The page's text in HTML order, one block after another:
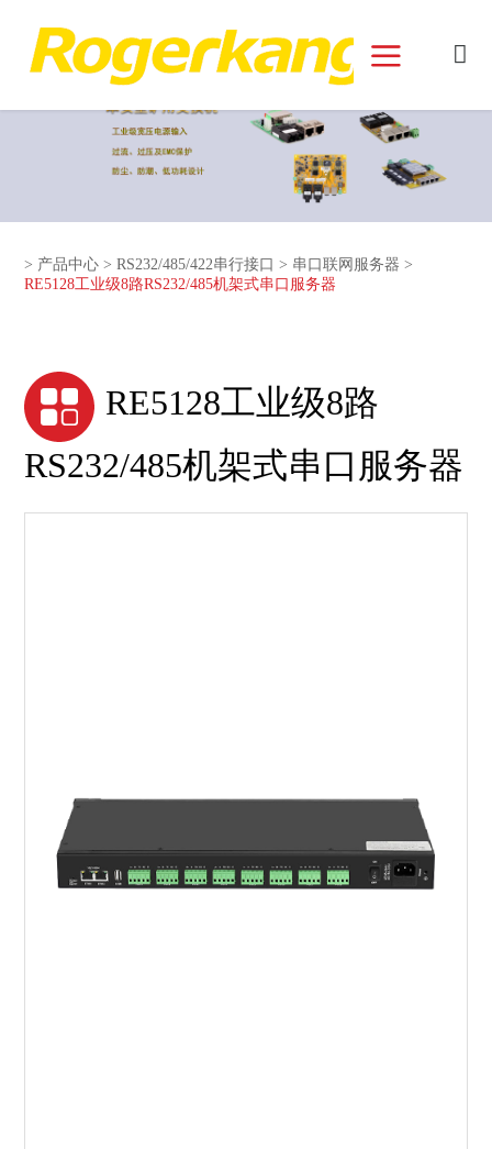
> 产品中心 >RS232/485/422串行接口 > 串口联网服务器 >
RE5128工业级8路RS232/485机架式串口服务器
RE5128工业级8路
RS232/485机架式串口服务器